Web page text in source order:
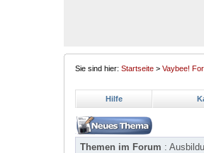
Sie sind hier: Startseite > Vaybee!
Hilfe
Themen im Forum :